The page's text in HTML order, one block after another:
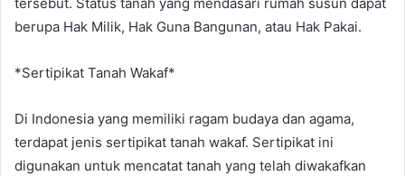
tersebut. Status tanah yang mendasari rumah susun dapat
berupa Hak Milik, Hak Guna Bangunan, atau Hak Pakai.
*Sertipikat Tanah Wakaf*
Di Indonesia yang memiliki ragam budaya dan agama,
terdapat jenis sertipikat tanah wakaf. Sertipikat ini
digunakan untuk mencatat tanah yang telah diwakafkan